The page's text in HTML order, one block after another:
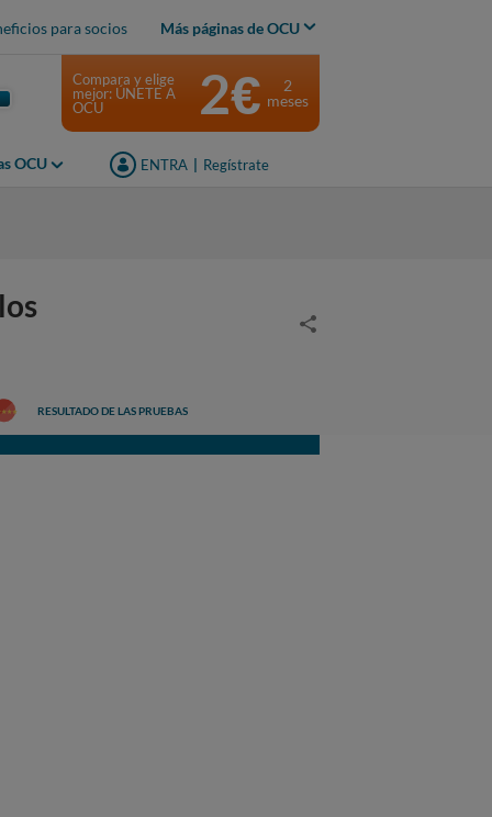
para socios Más páginas de OCU
OCU ENTRA Regístrate
Compara y elige
mejor: ÚNETE A
OCU
2€
2
meses
RESULTADO DE LAS PRUEBAS